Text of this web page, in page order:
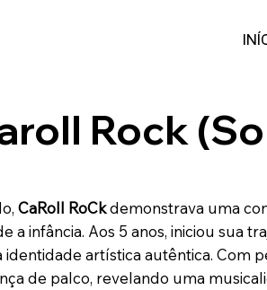
Rock
CaRoll RoCkdemonstrava uma
a infância. Aos 5 anos, iniciou sua
identidade artística autêntica. Com
de palco, revelando uma